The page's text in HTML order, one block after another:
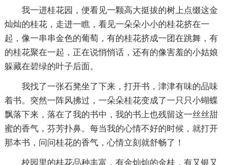
我一进桂花园，便看见一颗高大挺拔的树上点缀这金
灿灿的桂花，走进一瞧，看见一朵朵小小的桂花挤在一
起，像一串串金色的葡萄，有的桂花挤成一团在跳舞，有
的桂花聚在一起，正在说悄悄话，还有的像害羞的小姑娘
躲藏在碧绿的叶子后面。
我找了一张石凳坐了下来，打开书，津津有味的品味
着书。突然一阵风拂过，一朵朵桂花变成了一只只小蝴蝶
飘落下来，落在了我的书中，我的书上也残留这一丝丝甜
蜜的香气，芬芳扑鼻。每当我的心情不好的时候，就打开
那本书，问问桂花的香气，心情立刻就舒畅了！
校园里的桂花品种丰富，有金灿灿的金桂，有又银又